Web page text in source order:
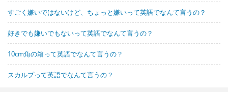
すごく嫌いではないけど、ちょっと嫌いって英語でなんて言うの？
好きでも嫌いでもないって英語でなんて言うの？
10cm角の箱って英語でなんて言うの？
スカルプって英語でなんて言うの？